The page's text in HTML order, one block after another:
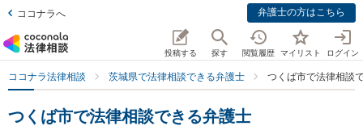
ココナラへ 弁護士の方はこちら
投稿する 探す 閲覧履歴 マイリスト ログイン
ココナラ法律相談 茨城県で法律相談できる弁護士 つくば市で法律相談
つくば市で法律相談できる弁護士